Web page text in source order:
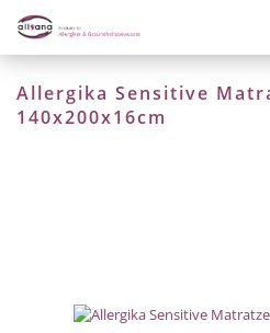
Allergika Sensitive
140x200x16cm